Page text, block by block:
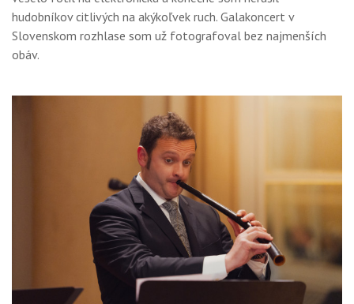
hudobníkov citlivých na akýkoľvek ruch. Galakoncert v
Slovenskom rozhlase som už fotografoval bez najmenších
obáv.